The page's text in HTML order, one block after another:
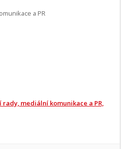
a PR
rady, mediální komunikace a PR,